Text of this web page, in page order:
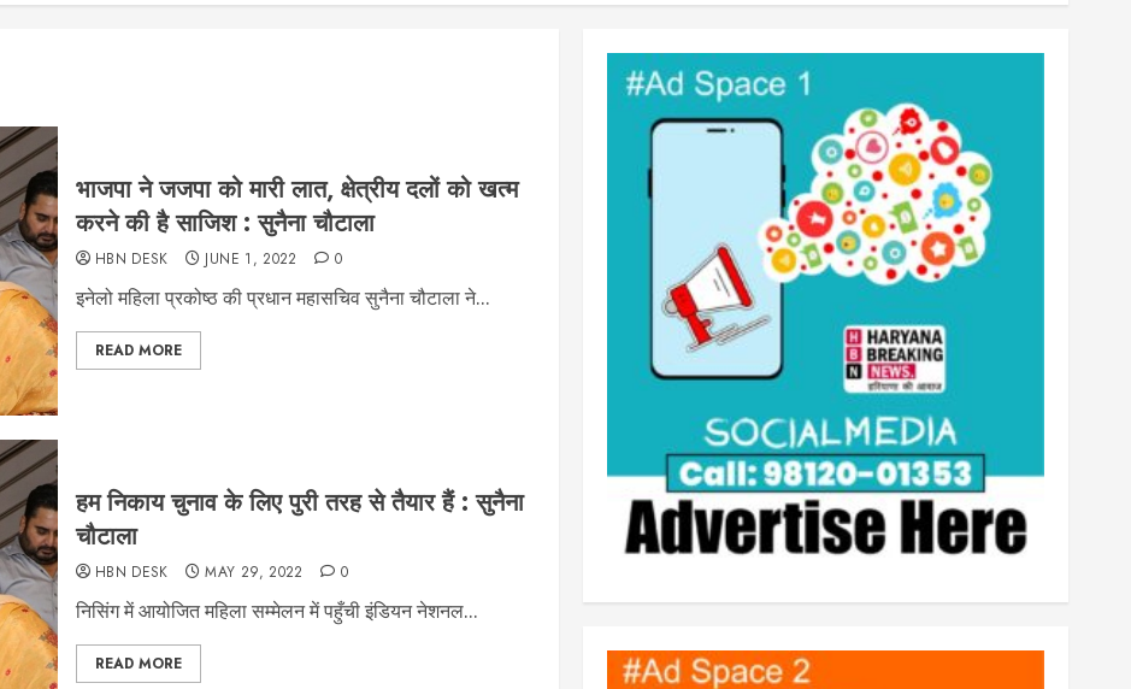
भाजपा ने जजपा को मारी लात, क्षेत्रीय दलों को खत्म
करने की है साजिश : सुनैना चौटाला
HBN DESK JUNE 1, 2022 0
इनेलो महिला प्रकोष्ठ की प्रधान महासचिव सुनैना चौटाला ने...
READ MORE
हम निकाय चुनाव के लिए पुरी तरह से तैयार हैं : सुनैना
चौटाला
HBN DESK MAY 29, 2022 0
निसिंग में आयोजित महिला सम्मेलन में पहुँची इंडियन नेशनल...
READ MORE